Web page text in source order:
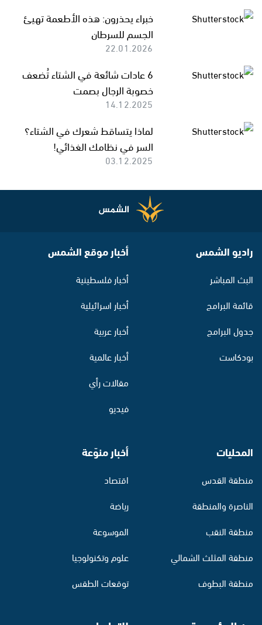
خبراء يحذرون: هذه الأطعمة تهيئ
الجسم للسرطان
22.01.2026
6 عادات شائعة في الشتاء تُضعف
خصوبة الرجال بصمت
14.12.2025
لماذا يتساقط شعرك في الشتاء؟
السر في نظامك الغذائي!
03.12.2025
راديو الشمس
البث المباشر
قائمة البرامج
جدول البرامج
بودكاست
أخبار موقع الشمس
أخبار فلسطينية
أخبار اسرائيلية
أخبار عربية
أخبار عالمية
مقالات رأي
فيديو
المحليات
منطقة القدس
الناصرة والمنطقة
منطقة النقب
منطقة المثلث الشمالي
منطقة البطوف
أخبار منوّعة
اقتصاد
رياضة
الموسوعة
علوم وتكنولوجيا
توقعات الطقس